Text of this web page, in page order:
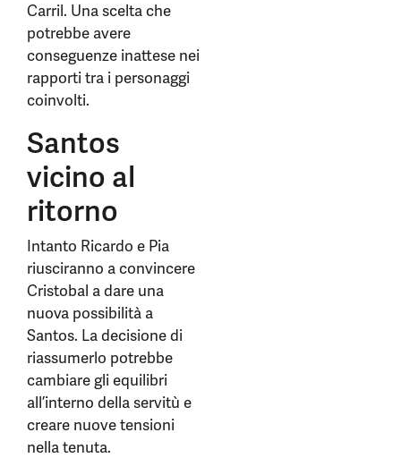
Carril. Una scelta che
potrebbe avere
conseguenze inattese nei
rapporti tra i personaggi
coinvolti.
Santos
vicino al
ritorno
Intanto Ricardo e Pia
riusciranno a convincere
Cristobal a dare una
nuova possibilità a
Santos. La decisione di
riassumerlo potrebbe
cambiare gli equilibri
all’interno della servitù e
creare nuove tensioni
nella tenuta.